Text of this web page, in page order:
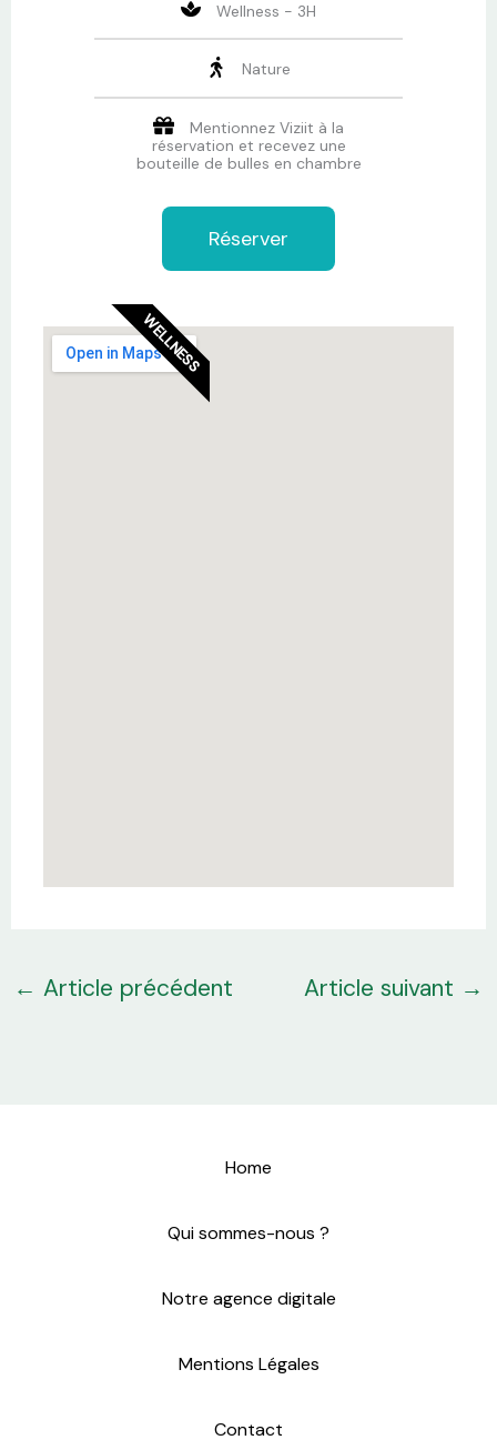
Wellness - 3H
Nature
Mentionnez Viziit à la
réservation et recevez une
bouteille de bulles en chambre
Réserver
WELLNESS
← Article précédent Article suivant →
Home
Qui sommes-nous ?
Notre agence digitale
Mentions Légales
Contact